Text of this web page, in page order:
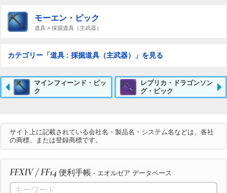
モーエン・ピック
道具 > 採掘道具（主武器）
カテゴリー「道具 : 採掘道具（主武器）」を見る
マインフィーンド・ピッ
ク
レプリカ・ドラゴンソン
グ・ピック
サイト上に記載されている会社名・製品名・システム名などは、各社
の商標、または登録商標です。
FFXIV / FF14 便利手帳 - エオルゼア データベース